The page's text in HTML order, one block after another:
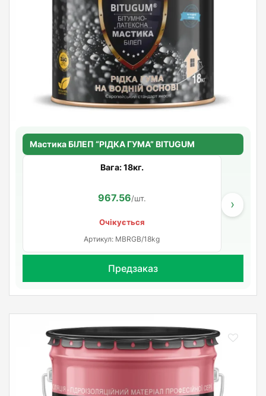
Мастика БІЛЕП “РІДКА ГУМА” BITUGUM
Вага: 18кг.
967.56/шт.
Очікується
Артикул: MBRGB/18kg
›
Предзаказ